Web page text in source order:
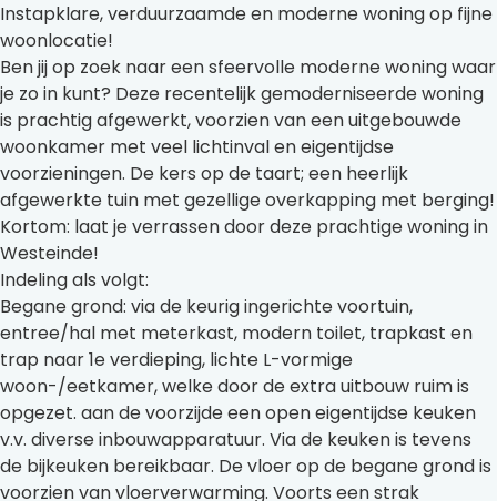
Instapklare, verduurzaamde en moderne woning op fijne
woonlocatie!
Ben jij op zoek naar een sfeervolle moderne woning waar
je zo in kunt? Deze recentelijk gemoderniseerde woning
is prachtig afgewerkt, voorzien van een uitgebouwde
woonkamer met veel lichtinval en eigentijdse
voorzieningen. De kers op de taart; een heerlijk
afgewerkte tuin met gezellige overkapping met berging!
Kortom: laat je verrassen door deze prachtige woning in
Westeinde!
Indeling als volgt:
Begane grond: via de keurig ingerichte voortuin,
entree/hal met meterkast, modern toilet, trapkast en
trap naar 1e verdieping, lichte L-vormige
woon-/eetkamer, welke door de extra uitbouw ruim is
opgezet. aan de voorzijde een open eigentijdse keuken
v.v. diverse inbouwapparatuur. Via de keuken is tevens
de bijkeuken bereikbaar. De vloer op de begane grond is
voorzien van vloerverwarming. Voorts een strak